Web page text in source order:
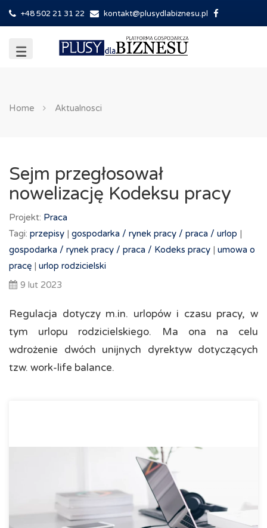
+48 502 21 31 22 kontakt@plusydlabiznesu.pl
Home Aktualnosci
Sejm przegłosował
nowelizację Kodeksu pracy
Projekt: Praca
Tagi: przepisy | gospodarka / rynek pracy / praca / urlop |
gospodarka / rynek pracy / praca / Kodeks pracy | umowa o
pracę | urlop rodzicielski
9 lut 2023
Regulacja dotyczy m.in. urlopów i czasu pracy, w
tym urlopu rodzicielskiego. Ma ona na celu
wdrożenie dwóch unijnych dyrektyw dotyczących
tzw. work-life balance.